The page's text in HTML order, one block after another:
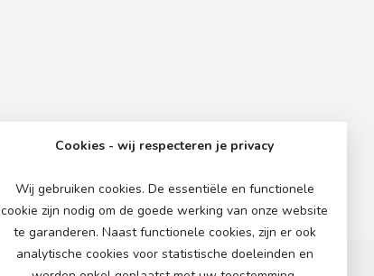
Cookies - wij respecteren je privacy
Wij gebruiken cookies. De essentiële en functionele
cookie zijn nodig om de goede werking van onze website
te garanderen. Naast functionele cookies, zijn er ook
analytische cookies voor statistische doeleinden en